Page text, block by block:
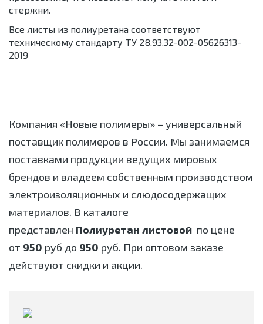
стержни.
Все листы из полиуретана соответствуют
техническому стандарту ТУ 28.93.32-002-05626313-
2019
Компания «Новые полимеры» – универсальный
поставщик полимеров в России. Мы занимаемся
поставками продукции ведущих мировых
брендов и владеем собственным производством
электроизоляционных и слюдосодержащих
материалов. В каталоге
представлен Полиуретан листовой по цене
от 950 руб до 950 руб. При оптовом заказе
действуют скидки и акции.